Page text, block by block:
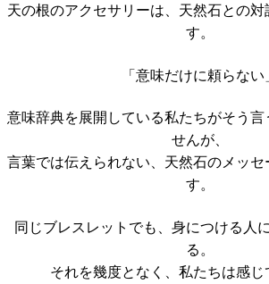
天の根のアクセサリーは、天然石との対
す。
「意味だけに頼らない
意味辞典を展開している私たちがそう言
せんが、
言葉では伝えられない、天然石のメッセ
す。
同じブレスレットでも、身につける人
る。
それを幾度となく、私たちは感じ